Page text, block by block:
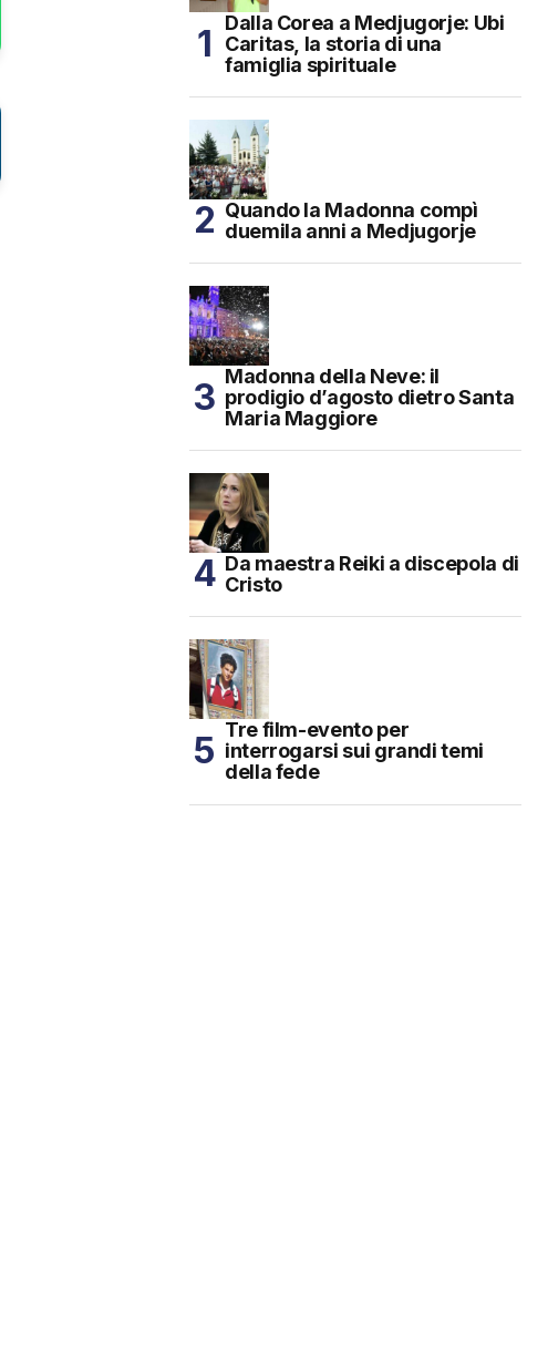
Dalla Corea a Medjugorje: Ubi
Caritas, la storia di una
famiglia spirituale
Quando la Madonna compì
duemila anni a Medjugorje
Madonna della Neve: il
prodigio d’agosto dietro Santa
Maria Maggiore
Da maestra Reiki a discepola di
Cristo
Tre film-evento per
interrogarsi sui grandi temi
della fede